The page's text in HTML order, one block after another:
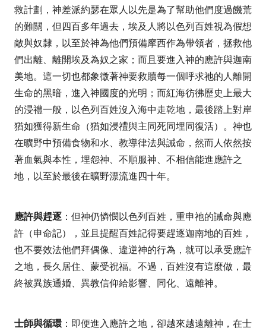
救計劃，神差派約瑟在眾人以先是為了幫助他們度過饑荒
的難關，但四百多年過去，埃及人將以色列百姓視為假想
敵與奴隸，以至於神為他們預備摩西作為帶領者，拯救他
們出離、離開埃及為奴之家；而且要進入神的應許與迦南
美地。這一切也都象徵著神要救贖每一個呼求祂的人離開
生命的黑暗，進入神國度的光明；而紅海彷彿歷史上最大
的浸禮一般，以色列百姓沒入海中走乾地，最後踏上對岸
猶如獲得新生命（猶如浸禮與主同死同埋同復活）。神也
在曠野中預備食物和水、教導律法與誡命，然而人依然按
著血氣與本性，埋怨神、不順服神、不相信能進應許之
地，以至於最後在曠野漂流進四十年。
應許與趕逐 ：但神仍憐憫以色列百姓，重申祂的誡命與應
許（申命記），並且提醒百姓記得要趕逐迦南地的百姓，
也不要效法他們拜偶像、違逆神的行為，就可以承受應許
之地，長久居住、蒙受祝福。不過，百姓沒有這麼做，最
終被異族通婚、異教信仰給影響、同化、遠離神。
士師與循環 ：即便進入應許之地，卻越來越遠離神，在士